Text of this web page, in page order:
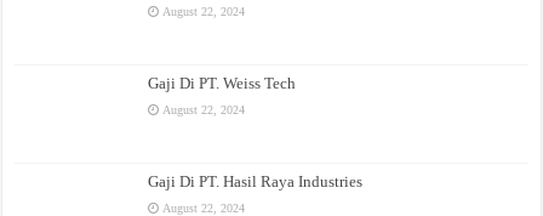
August 22, 2024
Gaji Di PT. Weiss Tech
August 22, 2024
Gaji Di PT. Hasil Raya Industries
August 22, 2024